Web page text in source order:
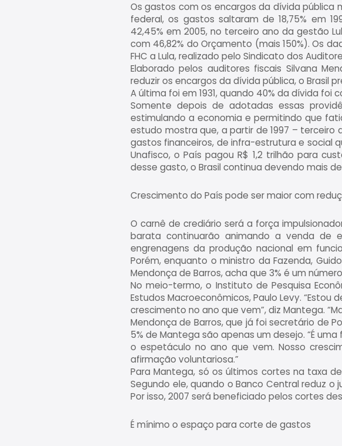
Os gastos com os encargos da dívida pública
federal, os gastos saltaram de 18,75% em
42,45% em 2005, no terceiro ano da gestão
com 46,82% do Orçamento (mais 150%). Os
FHC a Lula, realizado pelo Sindicato dos
Elaborado pelos auditores fiscais Silvana
reduzir os encargos da dívida pública, o Brasil
A última foi em 1931, quando 40% da dívida foi
Somente depois de adotadas essas
estimulando a economia e permitindo que
estudo mostra que, a partir de 1997 – terceiro
gastos financeiros, de infra-estrutura e social
Unafisco, o País pagou R$ 1,2 trilhão para
desse gasto, o Brasil continua devendo mais
Crescimento do País pode ser maior com
O carnê de crediário será a força
barata continuarão animando a venda de
engrenagens da produção nacional em
Porém, enquanto o ministro da Fazenda,
Mendonça de Barros, acha que 3% é um
No meio-termo, o Instituto de Pesquisa
Estudos Macroeconômicos, Paulo Levy.
crescimento no ano que vem”, diz Mantega.
Mendonça de Barros, que já foi secretário de
5% de Mantega são apenas um desejo. “É
o espetáculo no ano que vem. Nosso
afirmação voluntariosa.”
Para Mantega, só os últimos cortes na taxa
Segundo ele, quando o Banco Central reduz
Por isso, 2007 será beneficiado pelos cortes
É mínimo o espaço para corte de gastos